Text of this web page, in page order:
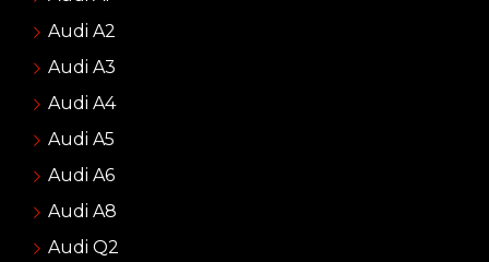
Audi A2
Audi A3
Audi A4
Audi A5
Audi A6
Audi A8
Audi Q2